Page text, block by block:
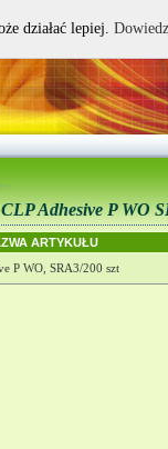
CLP Adhesive P WO
ARTYKUŁU
P WO, SRA3/200 szt
działać lepiej.